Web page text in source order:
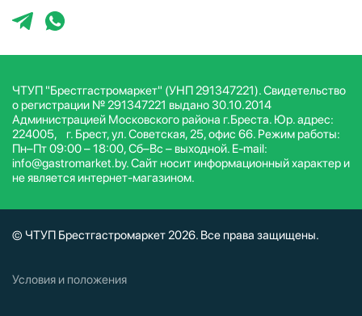
ЧТУП "Брестгастромаркет" (УНП 291347221). Свидетельство
о регистрации № 291347221 выдано 30.10.2014
Администрацией Московского района г.Бреста. Юр. адрес:
224005, г. Брест, ул. Советская, 25, офис 66. Режим работы:
Пн–Пт 09:00 – 18:00, Сб–Вс – выходной. E-mail:
info@gastromarket.by. Сайт носит информационный характер и
не является интернет-магазином.
© ЧТУП Брестгастромаркет 2026. Все права защищены.
Условия и положения